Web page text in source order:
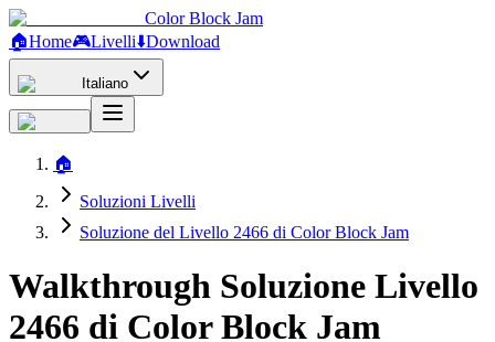
Color Block Jam
🏠Home🎮Livelli⬇️Download
Italiano
🏠
Soluzioni Livelli
Soluzione del Livello 2466 di Color Block Jam
Walkthrough Soluzione Livello
2466 di Color Block Jam